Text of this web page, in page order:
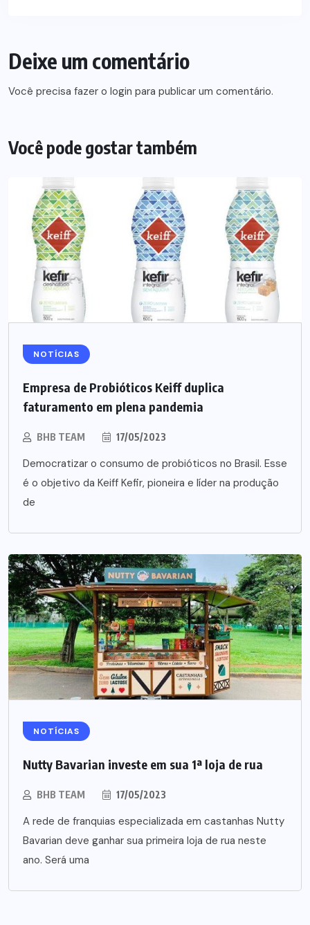
Deixe um comentário
Você precisa fazer o login para publicar um comentário.
Você pode gostar também
NOTÍCIAS
Empresa de Probióticos Keiff duplica
faturamento em plena pandemia
BHB TEAM 17/05/2023
Democratizar o consumo de probióticos no Brasil. Esse
é o objetivo da Keiff Kefir, pioneira e líder na produção
de
NOTÍCIAS
Nutty Bavarian investe em sua 1ª loja de rua
BHB TEAM 17/05/2023
A rede de franquias especializada em castanhas Nutty
Bavarian deve ganhar sua primeira loja de rua neste
ano. Será uma